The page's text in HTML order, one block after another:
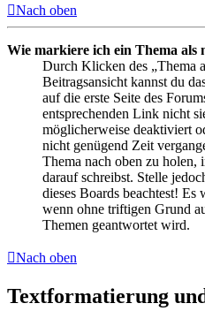
Nach oben
Wie markiere ich ein Thema als
Durch Klicken des „Thema
Beitragsansicht kannst du
auf die erste Seite des
entsprechenden Link nicht
möglicherweise deaktiviert
nicht genügend Zeit
Thema nach oben zu
darauf schreibst. Stelle
dieses Boards beachtest! Es
wenn ohne triftigen Grund
Themen geantwortet wird.
Nach oben
Textformatierung